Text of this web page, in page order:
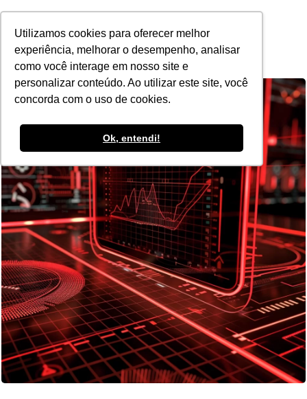
Utilizamos cookies para oferecer melhor
experiência, melhorar o desempenho, analisar
como você interage em nosso site e
personalizar conteúdo. Ao utilizar este site, você
concorda com o uso de cookies.
Ok, entendi!
POR